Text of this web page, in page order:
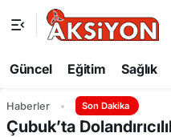
Güncel Eğitim Sağlık
Haberler Son Dakika
Çubuk’ta